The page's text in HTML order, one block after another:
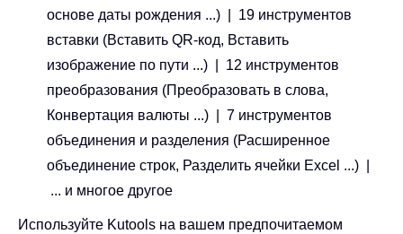
основе даты рождения ...) | 19 инструментов
вставки (Вставить QR-код, Вставить
изображение по пути ...) | 12 инструментов
преобразования (Преобразовать в слова,
Конвертация валюты ...) | 7 инструментов
объединения и разделения (Расширенное
объединение строк, Разделить ячейки Excel ...) |
... и многое другое
Используйте Kutools на вашем предпочитаемом